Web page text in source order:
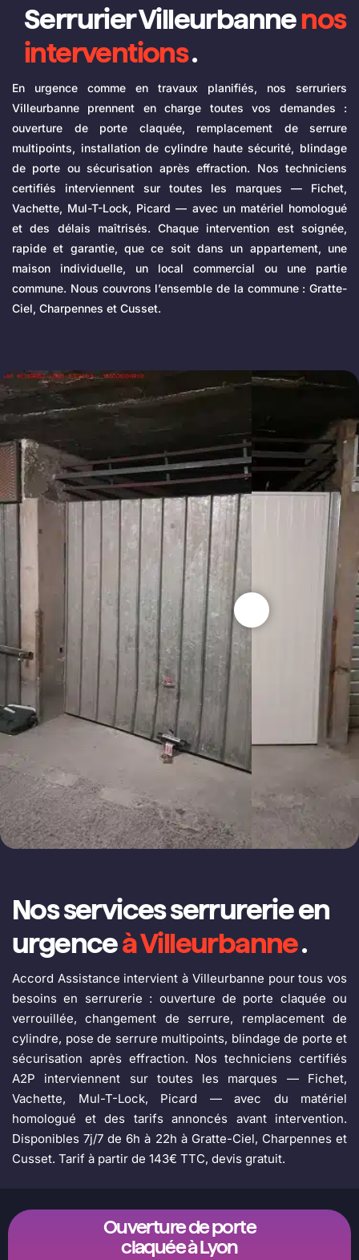
Serrurier Villeurbannenos
interventions.
En urgence comme en travaux planifiés, nos serruriers
Villeurbanne prennent en charge toutes vos demandes :
ouverture de porte claquée, remplacement de serrure
multipoints, installation de cylindre haute sécurité, blindage
de porte ou sécurisation après effraction. Nos techniciens
certifiés interviennent sur toutes les marques — Fichet,
Vachette, Mul-T-Lock, Picard — avec un matériel homologué
et des délais maîtrisés. Chaque intervention est soignée,
rapide et garantie, que ce soit dans un appartement, une
maison individuelle, un local commercial ou une partie
commune. Nous couvrons l’ensemble de la commune : Gratte-
Ciel, Charpennes et Cusset.
Nos services serrurerie en
urgenceà Villeurbanne.
Accord Assistance intervient à Villeurbanne pour tous vos
besoins en serrurerie : ouverture de porte claquée ou
verrouillée, changement de serrure, remplacement de
cylindre, pose de serrure multipoints, blindage de porte et
sécurisation après effraction. Nos techniciens certifiés
A2P interviennent sur toutes les marques — Fichet,
Vachette, Mul-T-Lock, Picard — avec du matériel
homologué et des tarifs annoncés avant intervention.
Disponibles 7j/7 de 6h à 22h à Gratte-Ciel, Charpennes et
Cusset. Tarif à partir de 143€ TTC, devis gratuit.
Ouverture de porte
claquée à Lyon